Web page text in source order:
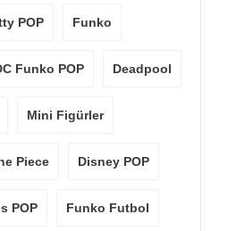
POP Funko
Funko POP Deadpool
Mini Figürler
Piece Disney POP
POP Funko Futbol